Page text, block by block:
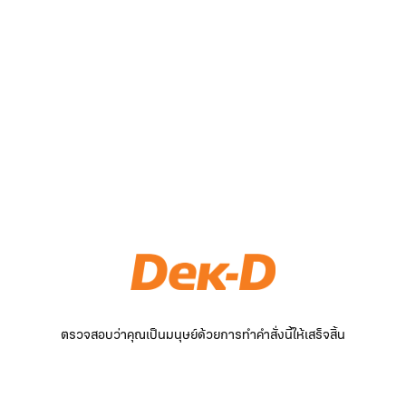
ตรวจสอบว่าคุณเป็นมนุษย์ด้วยการทำคำสั่งนี้ให้เสร็จสิ้น